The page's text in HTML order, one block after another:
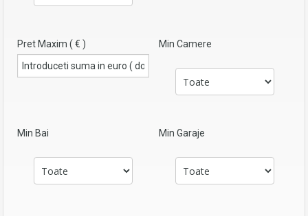
Pret Maxim ( € ) Min Camere
Min Bai Min Garaje